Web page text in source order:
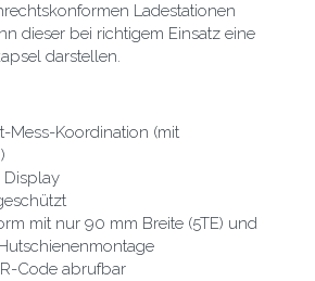
Ladestationen
dieser bei richtigem Einsatz eine
darstellen.
Mess-Koordination (mit
Display
mit nur 90 mm Breite (5TE) und
Code abrufbar